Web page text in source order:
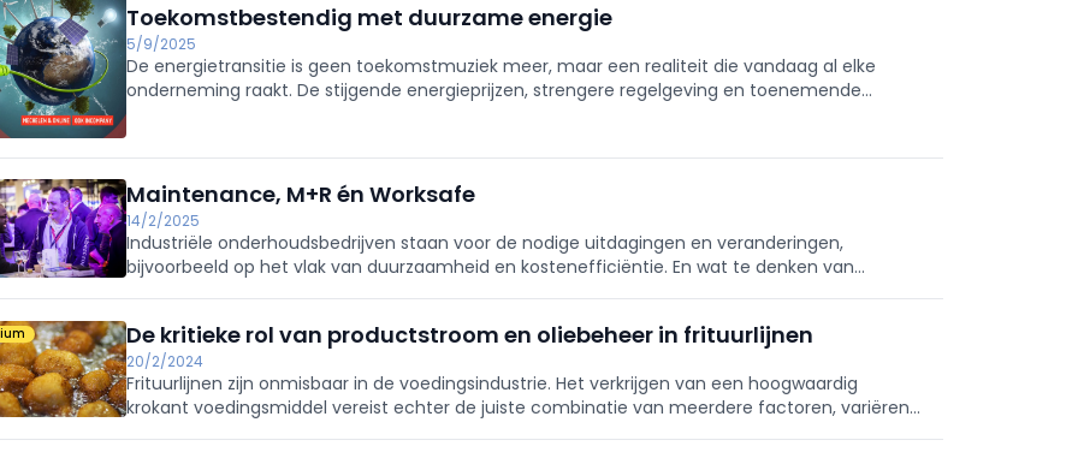
Toekomstbestendig met duurzame energie
5/9/2025
De energietransitie is geen toekomstmuziek meer, maar een realiteit die vandaag al elke
onderneming raakt. De stijgende energieprijzen, strengere regelgeving en toenemende
hernieuwbare energie bouwen niet alleen aan een groenere wereld, maar versterken ook hun
concurrentiepositie. Ze realiseren directe kostenbesparingen, verkleinen hun CO₂-voetafdruk
en zetten zichzelf in de markt als toekomstgerichte spelers. Bij Syntra Bizz helpen we
organisaties om deze uitdaging met kennis en daadkracht aan te gaan. Onze opleidingen
rond duurzame energietransitie en transfor
Maintenance, M+R én Worksafe
14/2/2025
Industriële onderhoudsbedrijven staan voor de nodige uitdagingen en veranderingen,
bijvoorbeeld op het vlak van duurzaamheid en kostenefficiëntie. En wat te denken van
De kritieke rol van productstroom en oliebeheer in frituurlijnen
20/2/2024
Frituurlijnen zijn onmisbaar in de voedingsindustrie. Het verkrijgen van een hoogwaardig
krokant voedingsmiddel vereist echter de juiste combinatie van meerdere factoren, variërend